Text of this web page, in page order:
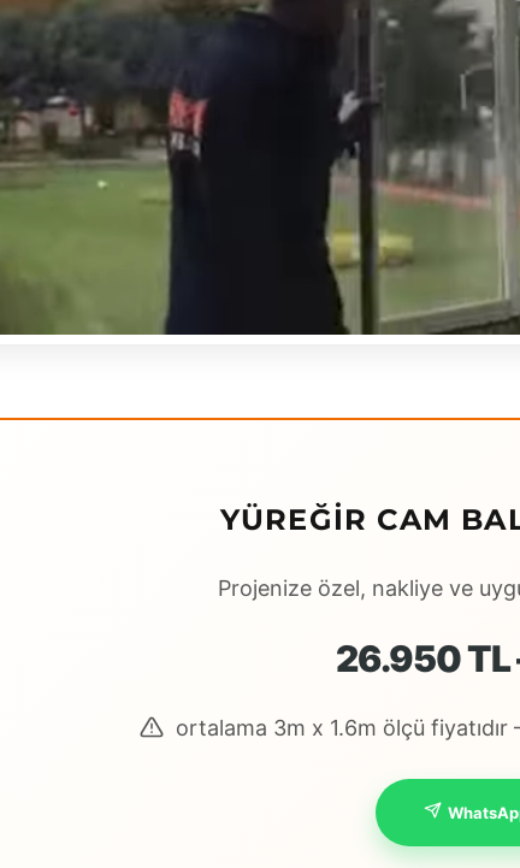
YÜREĞIR CAM
Projenize özel, nakliye ve
26.950 TL
ortalama 3m x 1.6m ölçü